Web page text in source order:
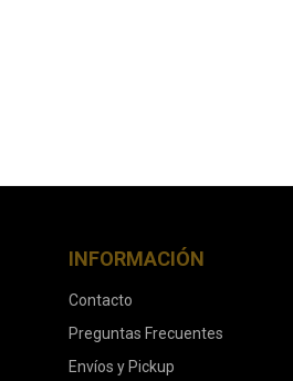
INFORMACIÓN
Contacto
Preguntas Frecuentes
Envíos y Pickup